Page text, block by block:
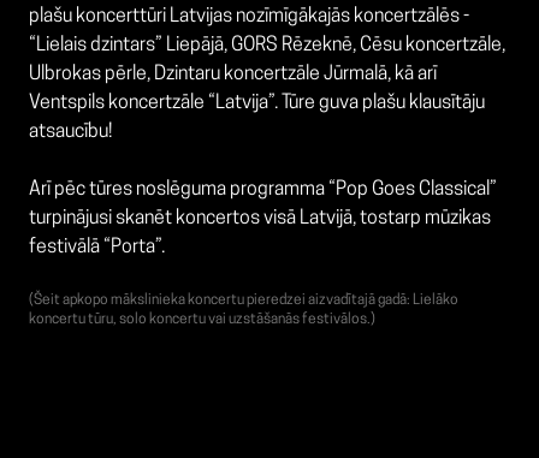
plašu koncerttūri Latvijas nozīmīgākajās koncertzālēs -
“Lielais dzintars” Liepājā, GORS Rēzeknē, Cēsu koncertzāle,
Ulbrokas pērle, Dzintaru koncertzāle Jūrmalā, kā arī
Ventspils koncertzāle “Latvija”. Tūre guva plašu klausītāju
atsaucību!
Arī pēc tūres noslēguma programma “Pop Goes Classical”
turpinājusi skanēt koncertos visā Latvijā, tostarp mūzikas
festivālā “Porta”.
(Šeit apkopo mākslinieka koncertu pieredzei aizvadītajā gadā: Lielāko
koncertu tūru, solo koncertu vai uzstāšanās festivālos.)